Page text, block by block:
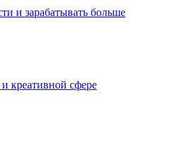
и зарабатывать больше
креативной сфере